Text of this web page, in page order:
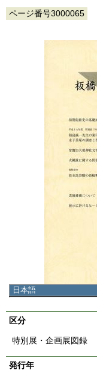
日本語
English
한국어
简体中文
ページ番号3000065
区分
特別展・企画展図録
発行年